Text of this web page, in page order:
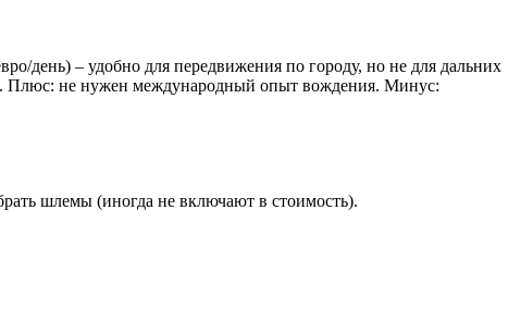
день) – удобно для передвижения по городу, но не для дальних
Плюс: не нужен международный опыт вождения. Минус:
шлемы (иногда не включают в стоимость).